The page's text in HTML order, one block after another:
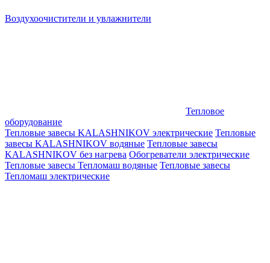
Воздухоочистители и увлажнители
Тепловое
оборудование
Тепловые завесы KALASHNIKOV электрические Тепловые
завесы KALASHNIKOV водяные Тепловые завесы
KALASHNIKOV без нагрева Обогреватели электрические
Тепловые завесы Тепломаш водяные Тепловые завесы
Тепломаш электрические